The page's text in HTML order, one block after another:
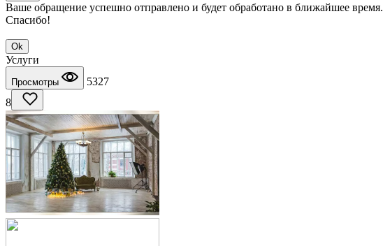
Ваше обращение успешно отправлено и будет обработано в ближайшее время.
Спасибо!
Ok
Услуги
Просмотры
5327
8